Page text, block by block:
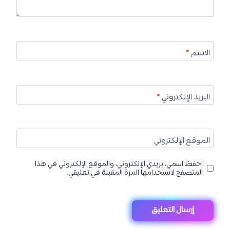
الاسم*
البريد الإلكتروني*
الموقع الإلكتروني
احفظ اسمي، بريدي الإلكتروني، والموقع الإلكتروني في هذا
المتصفح لاستخدامها المرة المقبلة في تعليقي.